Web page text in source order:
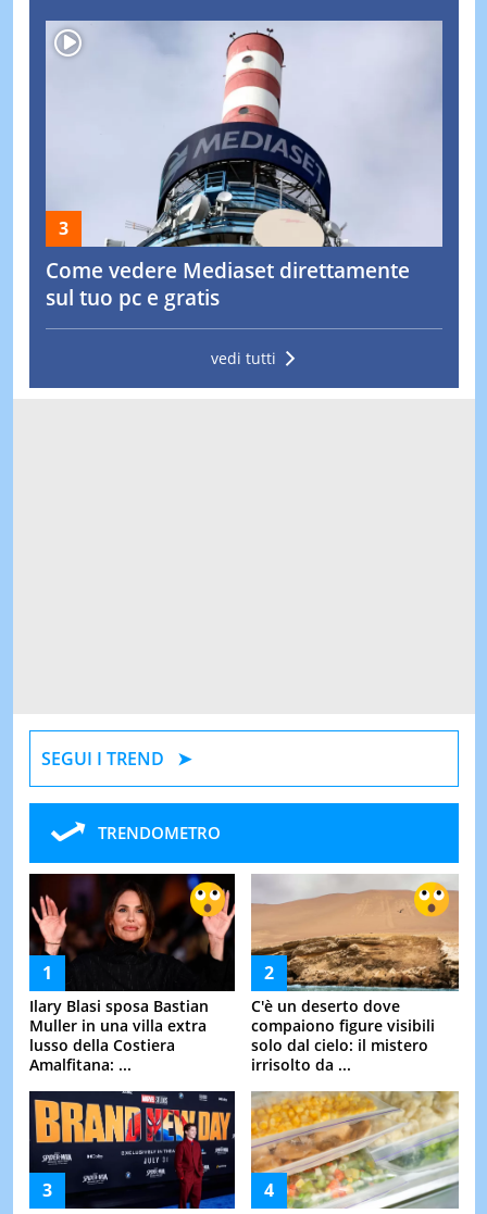
Come vedere Mediaset direttamente
sul tuo pc e gratis
vedi tutti
SEGUI I TREND
TRENDOMETRO
Ilary Blasi sposa Bastian
Muller in una villa extra
lusso della Costiera
Amalfitana: ...
C'è un deserto dove
compaiono figure visibili
solo dal cielo: il mistero
irrisolto da ...